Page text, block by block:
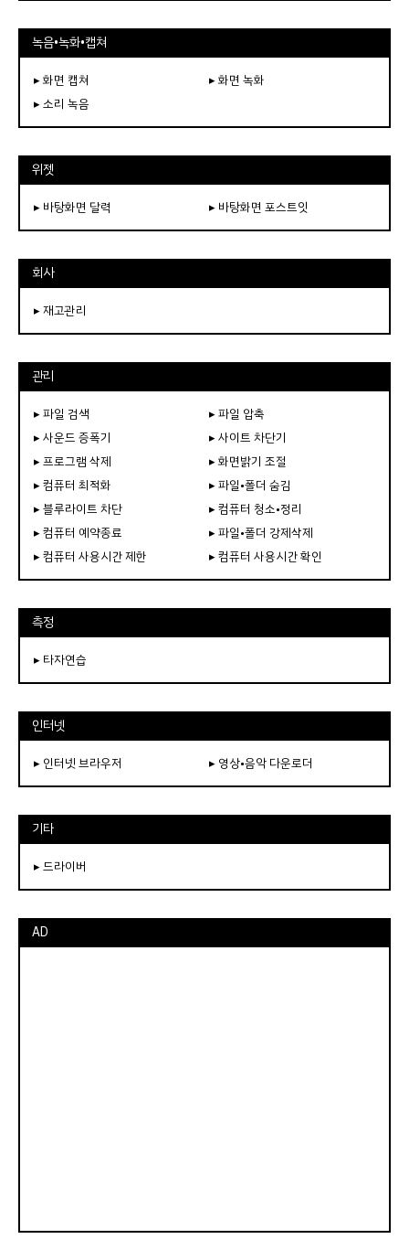
녹음•녹화•캡쳐
▸ 화면 캡쳐
▸ 화면 녹화
▸ 소리 녹음
위젯
▸ 바탕화면 달력 ▸ 바탕화면 포스트잇
회사
▸ 재고관리
관리
▸ 파일 검색
▸ 파일 압축
▸ 사운드 증폭기
▸ 사이트 차단기
▸ 프로그램 삭제
▸ 화면밝기 조절
▸ 컴퓨터 최적화
▸ 파일•폴더 숨김
▸ 블루라이트 차단
▸ 컴퓨터 청소•정리
▸ 컴퓨터 예약종료
▸ 파일•폴더 강제삭제
▸ 컴퓨터 사용시간 제한
▸ 컴퓨터 사용시간 확인
측정
▸ 타자연습
인터넷
▸ 인터넷 브라우저 ▸ 영상•음악 다운로더
기타
▸ 드라이버
AD